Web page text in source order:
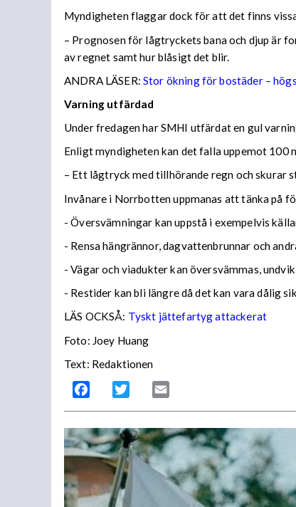
Myndigheten flaggar dock för att det finns
– Prognosen för lågtryckets bana och djup är
av regnet samt hur blåsigt det blir.
ANDRA LÄSER: Stor ökning för bostäder –
Varning utfärdad
Under fredagen har SMHI utfärdat en gul
Enligt myndigheten kan det falla uppemot 100
– Ett lågtryck med tillhörande regn och skurar
Invånare i Norrbotten uppmanas att tänka på
- Översvämningar kan uppstå i exempelvis
- Rensa hängrännor, dagvattenbrunnar och
- Vägar och viadukter kan översvämmas,
- Restider kan bli längre då det kan vara dålig
LÄS OCKSÅ: Tyskt jättefartyg attackerat
Foto: Joey Huang
Text: Redaktionen
Facebook Twitter